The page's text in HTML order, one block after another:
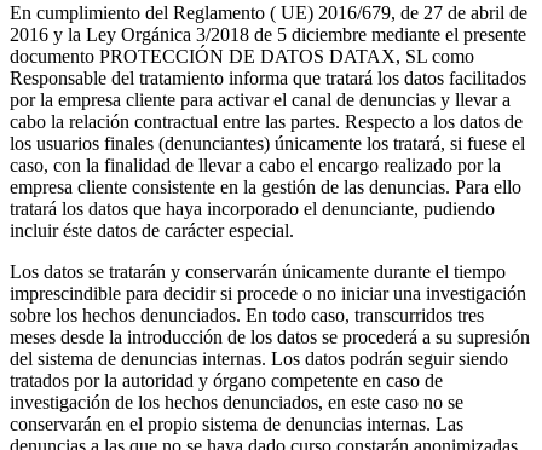
En cumplimiento del Reglamento ( UE) 2016/679, de 27 de abril de
2016 y la Ley Orgánica 3/2018 de 5 diciembre mediante el presente
documento PROTECCIÓN DE DATOS DATAX, SL como
Responsable del tratamiento informa que tratará los datos facilitados
por la empresa cliente para activar el canal de denuncias y llevar a
cabo la relación contractual entre las partes. Respecto a los datos de
los usuarios finales (denunciantes) únicamente los tratará, si fuese el
caso, con la finalidad de llevar a cabo el encargo realizado por la
empresa cliente consistente en la gestión de las denuncias. Para ello
tratará los datos que haya incorporado el denunciante, pudiendo
incluir éste datos de carácter especial.
Los datos se tratarán y conservarán únicamente durante el tiempo
imprescindible para decidir si procede o no iniciar una investigación
sobre los hechos denunciados. En todo caso, transcurridos tres
meses desde la introducción de los datos se procederá a su supresión
del sistema de denuncias internas. Los datos podrán seguir siendo
tratados por la autoridad y órgano competente en caso de
investigación de los hechos denunciados, en este caso no se
conservarán en el propio sistema de denuncias internas. Las
denuncias a las que no se haya dado curso constarán anonimizadas.